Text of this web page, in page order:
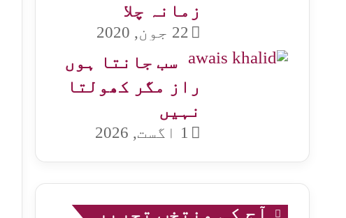
زمانہ چلا
22 جون, 2020
سب جانتا ہوں
راز مگر کھولتا
نہیں
1 اگست, 2026